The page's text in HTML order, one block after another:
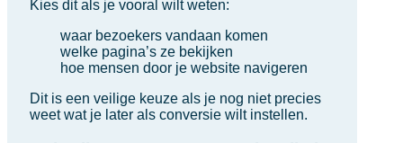
Kies dit als je vooral wilt weten:
waar bezoekers vandaan komen
welke pagina’s ze bekijken
hoe mensen door je website navigeren
Dit is een veilige keuze als je nog niet precies
weet wat je later als conversie wilt instellen.